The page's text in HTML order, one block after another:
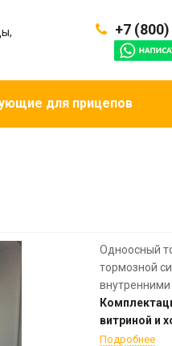
+7
для прицепов
Одноосный
тормозной
внутренними
витриной и
Подробнее